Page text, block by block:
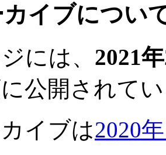
イブについ
には、 2021
公開されて
イブは2020